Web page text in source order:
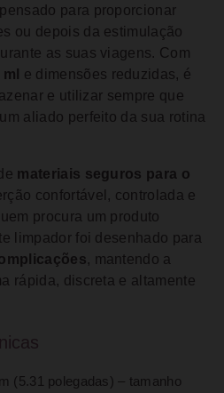
para proporcionar
ou depois da estimulação
as suas viagens. Com
e dimensões reduzidas, é
e utilizar sempre que
aliado perfeito da sua rotina
materiais seguros para o
confortável, controlada e
procura um produto
limpador foi desenhado para
, mantendo a
rápida, discreta e altamente
(5.31 polegadas) – tamanho